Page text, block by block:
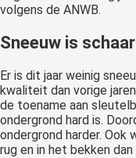
volgens de ANWB.
Sneeuw is
Er is dit jaar weinig
kwaliteit dan vorige
de toename aan
ondergrond hard is.
ondergrond harder. Ook
rug en in het bekken dan